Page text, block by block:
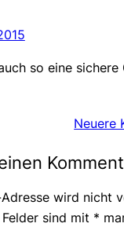
so eine sichere
Neuere
wird nicht
sind mit *